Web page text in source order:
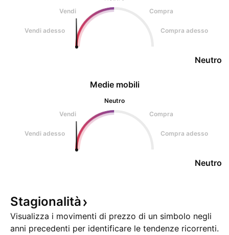
Vendi
Compra
Vendi adesso Compra adesso
Neutro
Medie mobili
Neutro
Vendi
Compra
Vendi adesso Compra adesso
Neutro
Stagionalità
Visualizza i movimenti di prezzo di un simbolo negli
anni precedenti per identificare le tendenze ricorrenti.